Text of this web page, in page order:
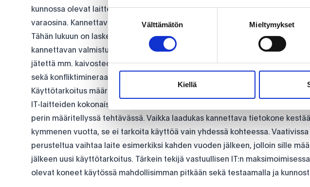
Suostumuksen
Välttämätön Mieltymykset
Kiellä
kunnossa olevat laitteet. Muille laitteille Inrego etsii uuden käyttökohteen
varaosina. Kannettavan tietokoneen kunnostamisesta aiheutuu
Tähän lukuun on laskettu logistiikka, varaosat ja tuotantotyöstä aiheutuvat
kannettavan valmistuksesta aiheutuu noin 280 kiloa CO2 päästöjä ja jopa
jätettä mm. kaivosteollisuudesta. Säästö on siis melkoinen ja samalla
sekä konfliktimineraaleja.
Käyttötarkoitus määrittelee tietokoneen käyttöiän yhdessä kohteessa
IT-laitteiden kokonaiselinkaarta pohdittaessa on tärkeää selvittää, kuinka
perin määritellyssä tehtävässä. Vaikka laadukas kannettava tietokone
kymmenen vuotta, se ei tarkoita käyttöä vain yhdessä kohteessa.
perusteltua vaihtaa laite esimerkiksi kahden vuoden jälkeen, jolloin sille
jälkeen uusi käyttötarkoitus. Tärkein tekijä vastuullisen IT:n
olevat koneet käytössä mahdollisimman pitkään sekä testaamalla ja